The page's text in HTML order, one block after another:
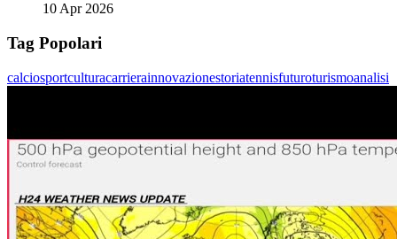
10 Apr 2026
Tag Popolari
calciosportculturacarrierainnovazionestoriatennisfuturoturismoanalisi